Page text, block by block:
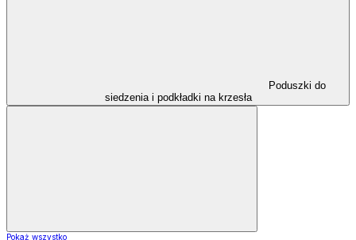
Poduszki do
siedzenia i podkładki na krzesła
Pokaż wszystko